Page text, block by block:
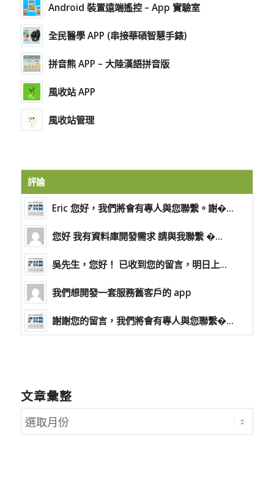
Android 裝置遠端遙控 – App 實驗室
全民醫學 APP (串接華碩智慧手錶)
拼音熊 APP – 大陸漢語拼音版
風收站 APP
風收站管理
評論
Eric 您好，我們將會有專人與您聯繫。謝�...
您好 我有資料庫開發需求 請與我聯繫 �...
吳先生，您好！ 已收到您的留言，明日上...
我們想開發一套服務舊客戶的 app
謝謝您的留言，我們將會有專人與您聯繫�...
文章彙整